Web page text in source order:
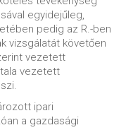
egyidejűleg,
pedig az R.-ben
vizsgálatát követően
vezetett
vezetett
ipari
a gazdasági